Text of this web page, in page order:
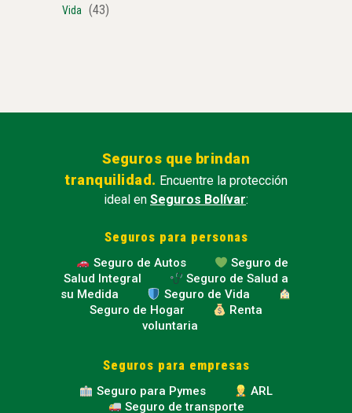
Vida (43)
Seguros que brindan
tranquilidad. Encuentre la protección
ideal en Seguros Bolívar:
Seguros para personas
Seguro de Autos
Seguro de
Salud Integral
Seguro de Salud a
su Medida
Seguro de Vida
Seguro de Hogar
Renta
voluntaria
Seguros para empresas
Seguro para Pymes
ARL
Seguro de transporte